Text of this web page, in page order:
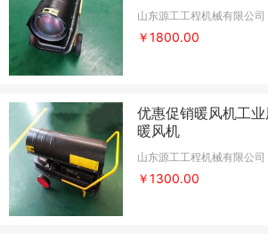
山东源工工程机械有限公司
￥1800.00
优惠促销暖风机工
暖风机
山东源工工程机械有限公司
￥1300.00